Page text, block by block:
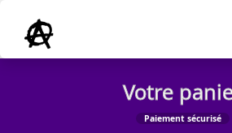
Votre
Paiement sécurisé